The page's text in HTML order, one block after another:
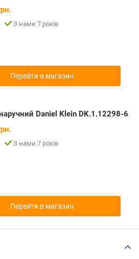
З нами 7 років
Перейти в магазин
Daniel Klein DK.1.12298-6
З нами 7 років
Перейти в магазин